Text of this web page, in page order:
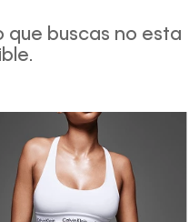
que buscas no esta